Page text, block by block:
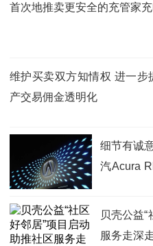
首次地推卖更安全的充管家
维护买卖双方知情权 进一
产交易佣金透明化
细节有诚
汽Acura
贝壳公益
服务走深